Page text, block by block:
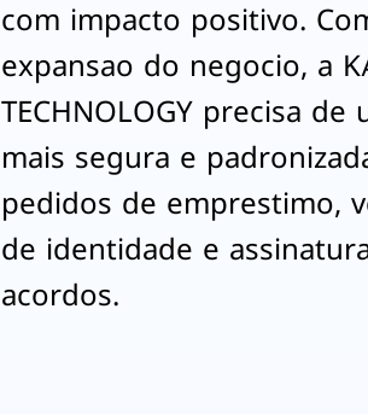
com impacto positivo.
expansao do negocio, a
TECHNOLOGY precisa de
mais segura e
pedidos de emprestimo,
de identidade e
acordos.